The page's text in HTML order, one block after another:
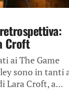
Croft
ai The Game
sono in tanti
Lara Croft, a...